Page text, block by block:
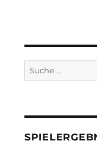
Suche
nach: